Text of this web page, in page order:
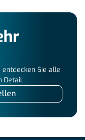
Sie alle
Detail.